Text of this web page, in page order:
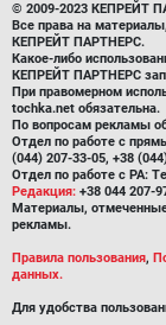
© 2009-2023 КЕПРЕЙТ
Все права на
КЕПРЕЙТ ПАРТНЕРС.
Какое-либо
КЕПРЕЙТ ПАРТНЕРС
При правомерном
tochka.net обязательна.
По вопросам рекламы
Отдел по работе с
(044) 207-33-05, +38
Отдел по работе с РА:
Редакция: +38 044 207-
Материалы,
рекламы.
Правила пользования,
данных.
Для удобства